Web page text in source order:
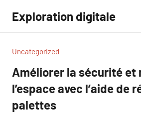
contenu
Exploration digitale
Uncategorized
Améliorer la sécurité et
l’espace avec l’aide de
palettes